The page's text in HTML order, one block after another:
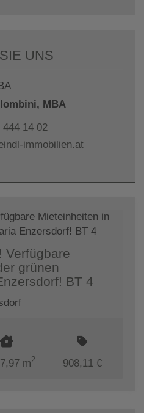
UNS
MBA
444 14 02
immobilien.at
Verfügbare
grünen
BT 4
m2 908,11 €